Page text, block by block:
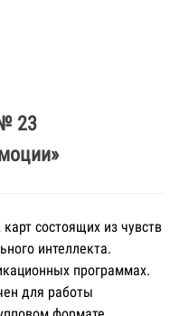
23
состоящих из чувств
интеллекта.
программах.
для работы